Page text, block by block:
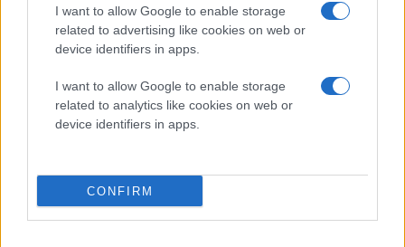
I want to allow Google to enable storage
related to advertising like cookies on web or
device identifiers in apps.
I want to allow Google to enable storage
related to analytics like cookies on web or
device identifiers in apps.
CONFIRM
(αντί για 5MP) με dual LED flash και δυνατότητα
εγγραφής Full HD video 1080p,NFC chip , μπαταρία που
φορτίζει ασύρματα και φυσικά λειτουργικό σύστημα
Δε γνωρίζουμε πόσα από τα παραπάνω θα βρίσκονται
αναφέρουμε ότι ηGoogleθα φέρει την υπηρεσία
Google Walletκαι στο iPhone, εάν τελικά τοποθετηθεί
NFC chip!